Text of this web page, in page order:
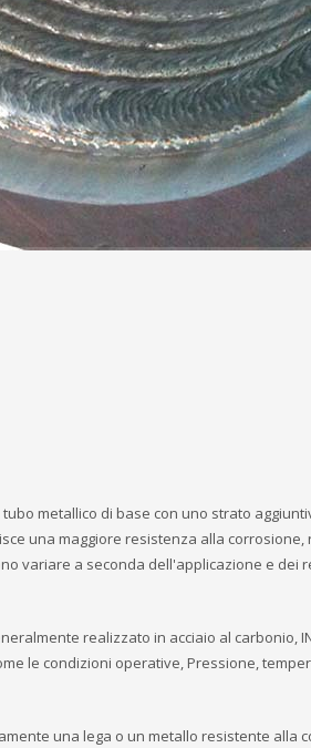
metallico di base con uno strato
una maggiore resistenza alla corrosione,
variare a seconda dell'applicazione e dei
realizzato in acciaio al carbonio, IN
le condizioni operative, Pressione,
una lega o un metallo resistente alla